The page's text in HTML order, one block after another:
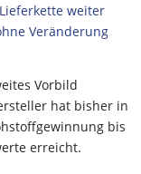
weiter
Veränderung
Vorbild
hat bisher in
bis
erreicht.